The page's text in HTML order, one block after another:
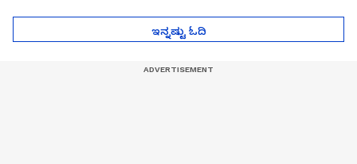
ಇನ್ನಷ್ಟು ಓದಿ